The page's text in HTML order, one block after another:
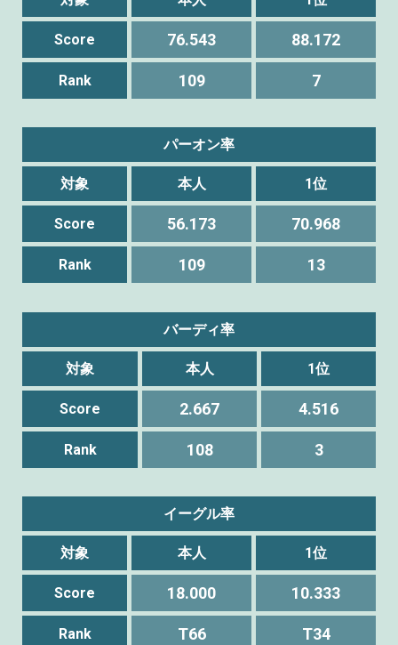
Score 76.543 88.172
Rank 109 7
パーオン率
対象 本人 1位
Score 56.173 70.968
Rank 109 13
バーディ率
対象 本人 1位
Score 2.667 4.516
Rank 108 3
イーグル率
対象 本人 1位
Score 18.000 10.333
Rank T66 T34